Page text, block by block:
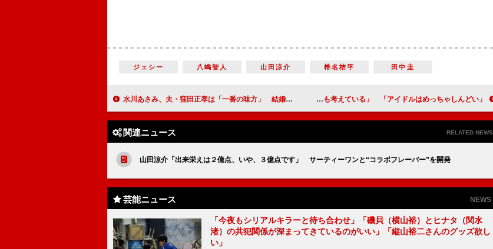
ジェシー 八嶋智人 山田涼介 椎名桔平 田中圭
水川あさみ、夫・窪田正孝は「一番の味方」 結婚後は「怖いものが減ったみたいな心強さがある」 ＳＫＥ４８・須田亜香里「引退を何年も考えている」 「アイドルはめっちゃしんどい」
関連ニュース RELATED NEWS
山田涼介「出来栄えは２億点、いや、３億点です」 サーティーワンと“コラボフレーバー”を開発
芸能ニュース NEWS
「今夜もシリアルキラーと待ち合わせ」「磯貝（横山裕）とヒナタ（関水
渚）の共犯関係が深まってきているのがいい」「縦山裕二さんのグッズ欲し
い」